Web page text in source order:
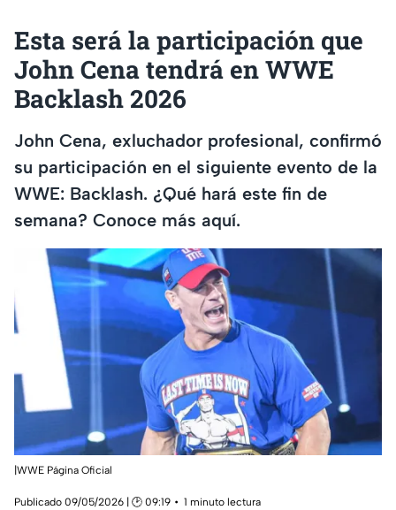
Esta será la participación que
John Cena tendrá en WWE
Backlash 2026
John Cena, exluchador profesional, confirmó
su participación en el siguiente evento de la
WWE: Backlash. ¿Qué hará este fin de
semana? Conoce más aquí.
|WWE Página Oficial
Publicado 09/05/2026 | 🕑 09:19
1 minuto lectura